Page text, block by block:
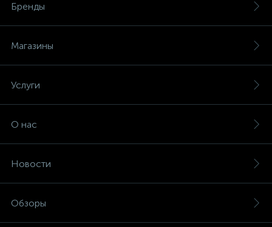
Бренды
Магазины
Услуги
О нас
Новости
Обзоры